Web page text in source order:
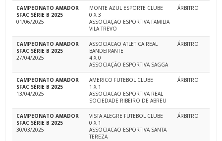
CAMPEONATO AMADOR
SFAC SÉRIE B 2025
01/06/2025
MONTE AZUL ESPORTE CLUBE
0 X 3
ASSOCIAÇÃO ESPORTIVA FAMILIA
VILA TREVO
ÁRBITRO
CAMPEONATO AMADOR
SFAC SÉRIE B 2025
27/04/2025
ASSOCIACAO ATLETICA REAL
BANDEIRANTE
4 X 0
ASSOCIAÇÃO ESPORTIVA SAGGA
ÁRBITRO
CAMPEONATO AMADOR
SFAC SÉRIE B 2025
13/04/2025
AMERICO FUTEBOL CLUBE
1 X 1
ASSOCIACAO ESPORTIVA REAL
SOCIEDADE RIBEIRO DE ABREU
ÁRBITRO
CAMPEONATO AMADOR
SFAC SÉRIE B 2025
30/03/2025
VISTA ALEGRE FUTEBOL CLUBE
0 X 1
ASSOCIACAO ESPORTIVA SANTA
TEREZA
ÁRBITRO